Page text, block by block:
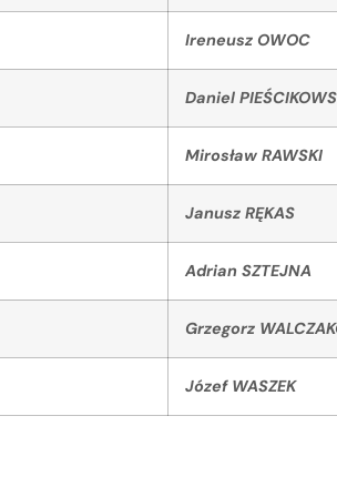
Ireneusz OWOC
Daniel
Mirosław RAWSKI
Janusz RĘKAS
Adrian SZTEJNA
Grzegorz
Józef WASZEK